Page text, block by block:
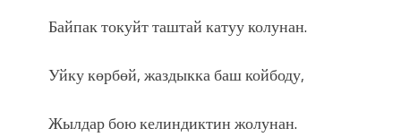
Байпак токуйт таштай катуу колунан.
Уйку көрбөй, жаздыкка баш койбоду,
Жылдар бою келиндиктин жолунан.